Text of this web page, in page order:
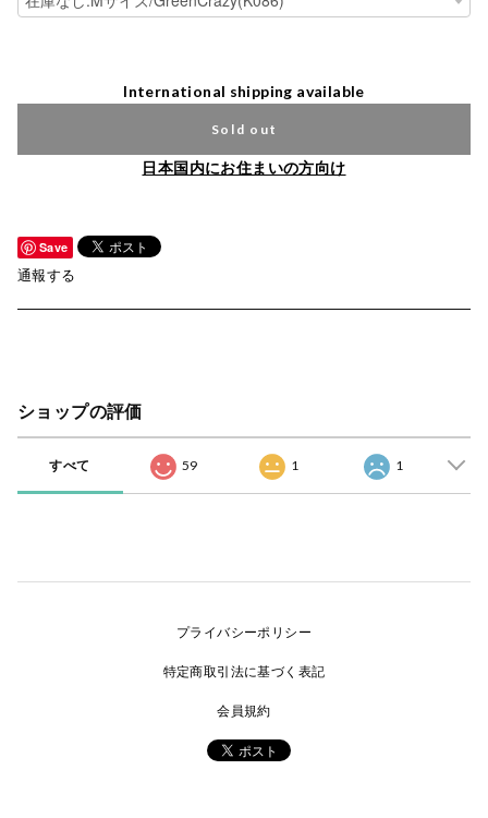
International shipping available
Sold out
日本国内にお住まいの方向け
Save
通報する
ショップの評価
すべて 59 1 1
プライバシーポリシー
特定商取引法に基づく表記
会員規約